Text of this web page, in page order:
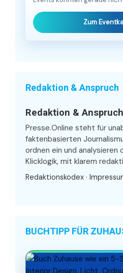
Zum
Redaktion & Anspruch
Redaktion & Anspruch
Presse.Online steht für
faktenbasierten
ordnen ein und analysieren
Klicklogik, mit klarem
Redaktionskodex ·
BUCHTIPP FÜR